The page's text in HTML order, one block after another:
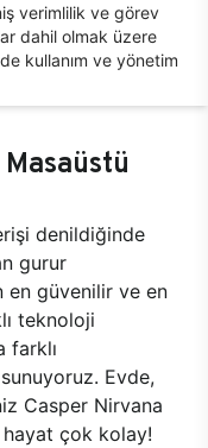
verimlilik ve görev
dahil olmak üzere
kullanım ve yönetim
denildiğinde
gurur
en güvenilir ve en
teknoloji
farklı
Evde,
Casper Nirvana
çok kolay!